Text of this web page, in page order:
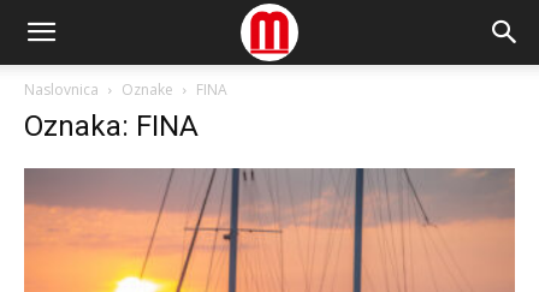
Naslovnica Oznake FINA
Oznaka: FINA